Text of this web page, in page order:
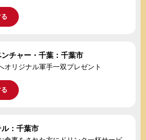
チャー・千葉：千葉市
オリジナル軍手一双プレゼント
：千葉市